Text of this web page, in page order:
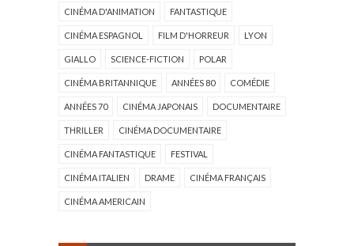
CINÉMA D'ANIMATION FANTASTIQUE
CINÉMA ESPAGNOL FILM D'HORREUR LYON
GIALLO SCIENCE-FICTION POLAR
CINÉMA BRITANNIQUE ANNÉES 80 COMÉDIE
ANNÉES 70 CINÉMA JAPONAIS DOCUMENTAIRE
THRILLER CINÉMA DOCUMENTAIRE
CINÉMA FANTASTIQUE FESTIVAL
CINÉMA ITALIEN DRAME CINÉMA FRANÇAIS
CINÉMA AMERICAIN